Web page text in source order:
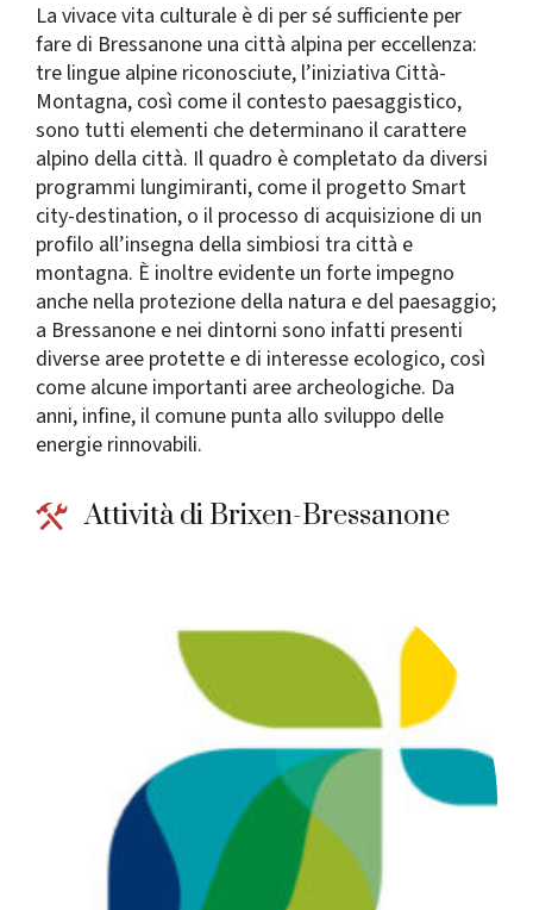
La vivace vita culturale è di per sé sufficiente per
fare di Bressanone una città alpina per eccellenza:
tre lingue alpine riconosciute, l’iniziativa Città-
Montagna, così come il contesto paesaggistico,
sono tutti elementi che determinano il carattere
alpino della città. Il quadro è completato da diversi
programmi lungimiranti, come il progetto Smart
city-destination, o il processo di acquisizione di un
profilo all’insegna della simbiosi tra città e
montagna. È inoltre evidente un forte impegno
anche nella protezione della natura e del paesaggio;
a Bressanone e nei dintorni sono infatti presenti
diverse aree protette e di interesse ecologico, così
come alcune importanti aree archeologiche. Da
anni, infine, il comune punta allo sviluppo delle
energie rinnovabili.
Attività di Brixen-Bressanone